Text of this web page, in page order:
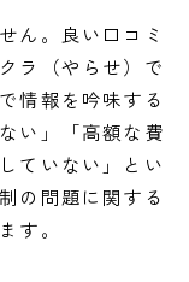
ん。良い口コミ
ラ（やらせ）で
情報を吟味する
い」「高額な費
ていない」とい
の問題に関する
す。